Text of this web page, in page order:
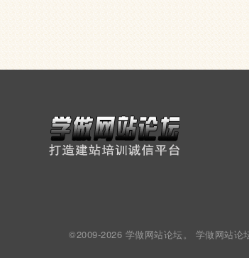
©2009-2026 学做网站论坛。 学做网站论